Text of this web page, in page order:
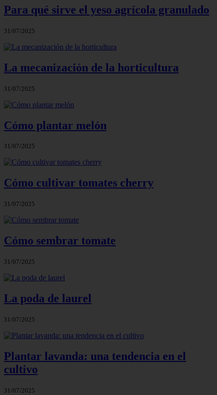
Para qué sirve el yeso agrícola granulado
31/07/2025
La mecanización de la horticultura
31/07/2025
Cómo plantar melón
31/07/2025
Cómo cultivar tomates cherry
31/07/2025
Cómo sembrar tomate
31/07/2025
La poda de laurel
31/07/2025
Plantar lavanda: una tendencia en el
cultivo
31/07/2025